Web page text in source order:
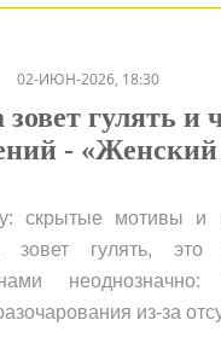
02-ИЮН-2026, 18:30
гулять и
- «Женский
скрытые мотивы и
гулять, это
неоднозначно:
из-за